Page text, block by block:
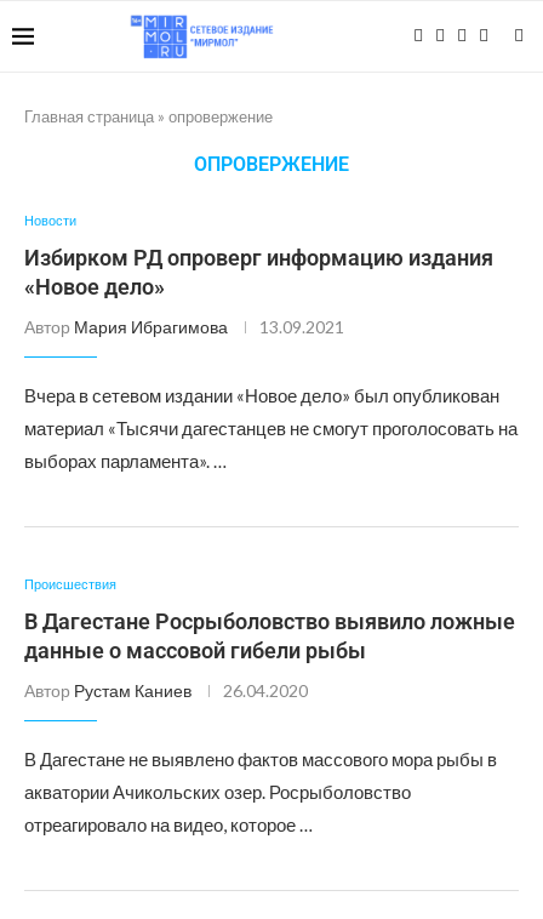
Главная страница » опровержение
ОПРОВЕРЖЕНИЕ
Новости
Избирком РД опроверг информацию издания
«Новое дело»
Автор Мария Ибрагимова 13.09.2021
Вчера в сетевом издании «Новое дело» был опубликован
материал «Тысячи дагестанцев не смогут проголосовать на
выборах парламента». …
Происшествия
В Дагестане Росрыболовство выявило ложные
данные о массовой гибели рыбы
Автор Рустам Каниев 26.04.2020
В Дагестане не выявлено фактов массового мора рыбы в
акватории Ачикольских озер. Росрыболовство
отреагировало на видео, которое …